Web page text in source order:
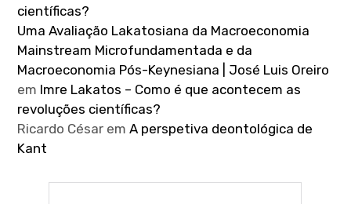
científicas?
Uma Avaliação Lakatosiana da Macroeconomia
Mainstream Microfundamentada e da
Macroeconomia Pós-Keynesiana | José Luis Oreiro
em Imre Lakatos – Como é que acontecem as
revoluções científicas?
Ricardo César emA perspetiva deontológica de
Kant